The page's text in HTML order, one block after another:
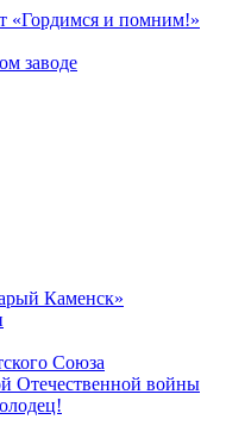
«Гордимся и помним!»
заводе
Каменск»
Союза
Отечественной войны